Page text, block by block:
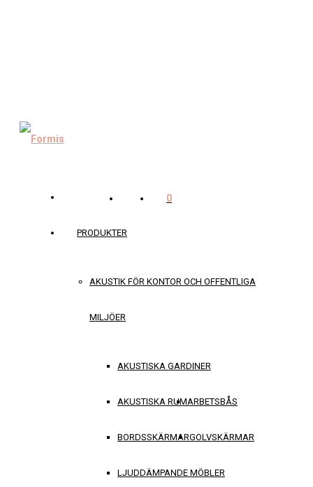
PRODUKTER
AKUSTIK FÖR KONTOR OCH OFFENTLIGA
MILJÖER
AKUSTISKA GARDINER
AKUSTISKA RUMARBETSBÅS
BORDSSKÄRMARGOLVSKÄRMAR
LJUDDÄMPANDE MÖBLER
0